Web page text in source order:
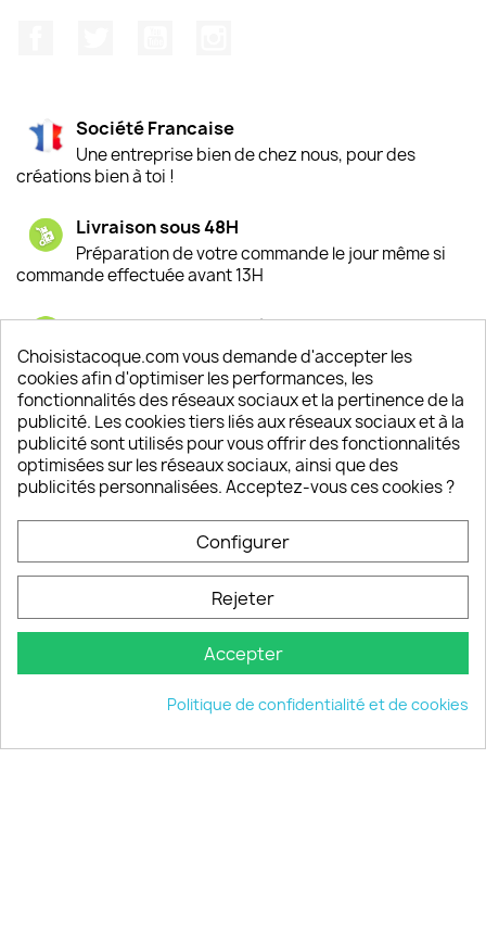
Société Francaise
Une entreprise bien de chez nous, pour des
créations bien à toi !
Livraison sous 48H
Préparation de votre commande le jour même si
commande effectuée avant 13H
Satisfaction de nos clients
Depuis 2009, entre 92% et 94% de nos clients
sont satisfaits de nos produits
Un SAV à votre écoute
Notre SAV est disponible 6/7J de 10h à 18H
keyboard_arrow_down
© 2026 - choisistacoque.com
Choisistacoque.com vous demande d'accepter les
cookies afin d'optimiser les performances, les
fonctionnalités des réseaux sociaux et la pertinence de la
publicité. Les cookies tiers liés aux réseaux sociaux et à la
publicité sont utilisés pour vous offrir des fonctionnalités
optimisées sur les réseaux sociaux, ainsi que des
publicités personnalisées. Acceptez-vous ces cookies ?
Configurer
Rejeter
Accepter
Politique de confidentialité et de cookies